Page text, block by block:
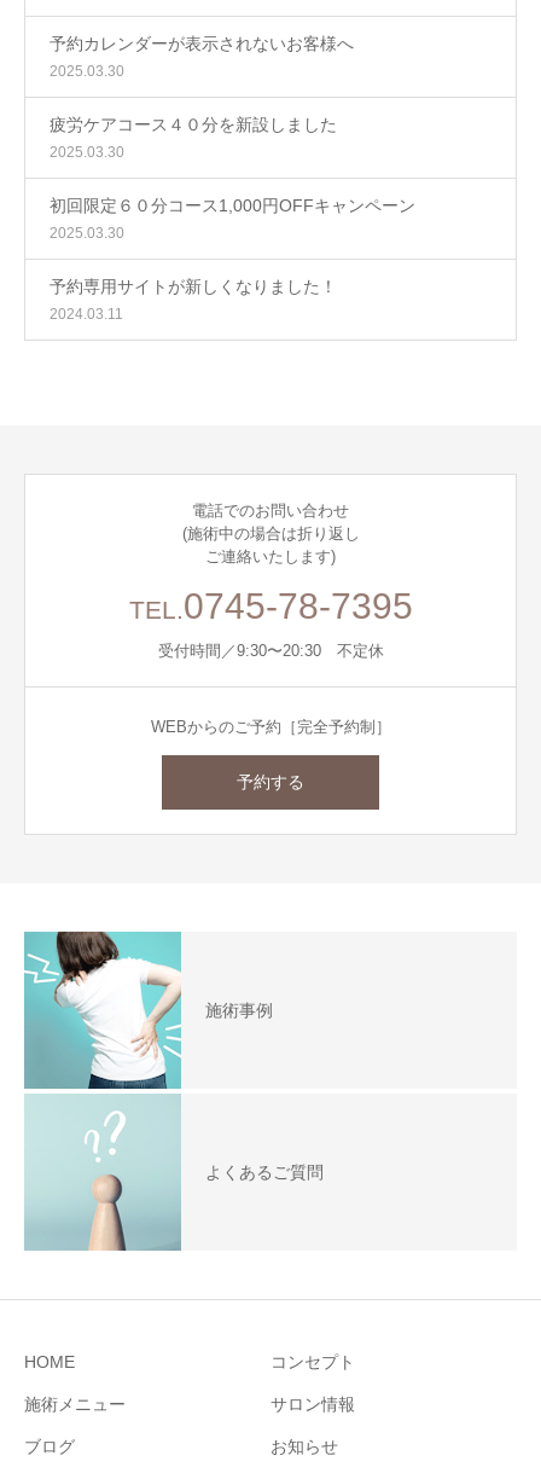
予約カレンダーが表示されないお客様へ
2025.03.30
疲労ケアコース４０分を新設しました
2025.03.30
初回限定６０分コース1,000円OFFキャンペーン
2025.03.30
予約専用サイトが新しくなりました！
2024.03.11
電話でのお問い合わせ
(施術中の場合は折り返し
ご連絡いたします)
TEL.0745-78-7395
受付時間／9:30〜20:30 不定休
WEBからのご予約［完全予約制］
予約する
施術事例
よくあるご質問
HOME コンセプト
施術メニュー サロン情報
ブログ お知らせ